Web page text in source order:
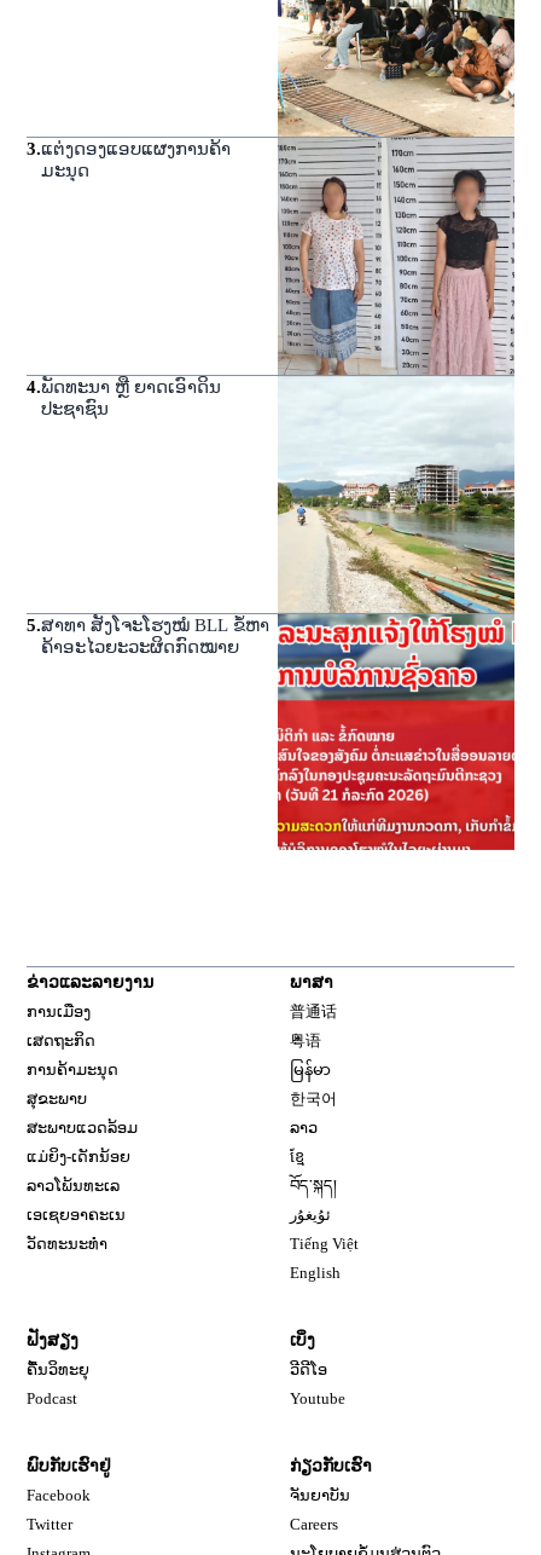
3.ແຕ່ງດອງແອບແຜງການຄ້າ
ມະນຸດ
4.ພັດທະນາ ຫຼື ຍາດເອົາດິນ
ປະຊາຊົນ
5.ສາທາ ສັງໂຈະໂຮງໝໍ BLL ຂໍ້ຫາ
ຄ້າອະໄວຍະວະຜິດກົດໝາຍ
ຂ່າວແລະລາຍງານ
ການເມືອງ
ເສດຖະກິດ
ການຄ້າມະນຸດ
ສຸຂະພາບ
ສະພາບແວດລ້ອມ
ແມ່ຍິງ-ເດັກນ້ອຍ
ລາວໂພ້ນທະເລ
ເອເຊຍອາຄະເນ
ວັດທະນະທຳ
ພາສາ
普通话
粤语
မြန်မာ
한국어
ລາວ
ខ្មែ
བོད་སྐད།
ئۇيغۇر
Tiếng Việt
English
ຟັງສຽງ
ຄື້ນວິທະຍຸ
Podcast
ເບິ່ງ
ວີດີໂອ
Youtube
ພົບກັບເຮົາຢູ່
Facebook
TwitterOpens in new window
ກ່ຽວກັບເຮົາ
ຈັນຍາບັນ
Careers